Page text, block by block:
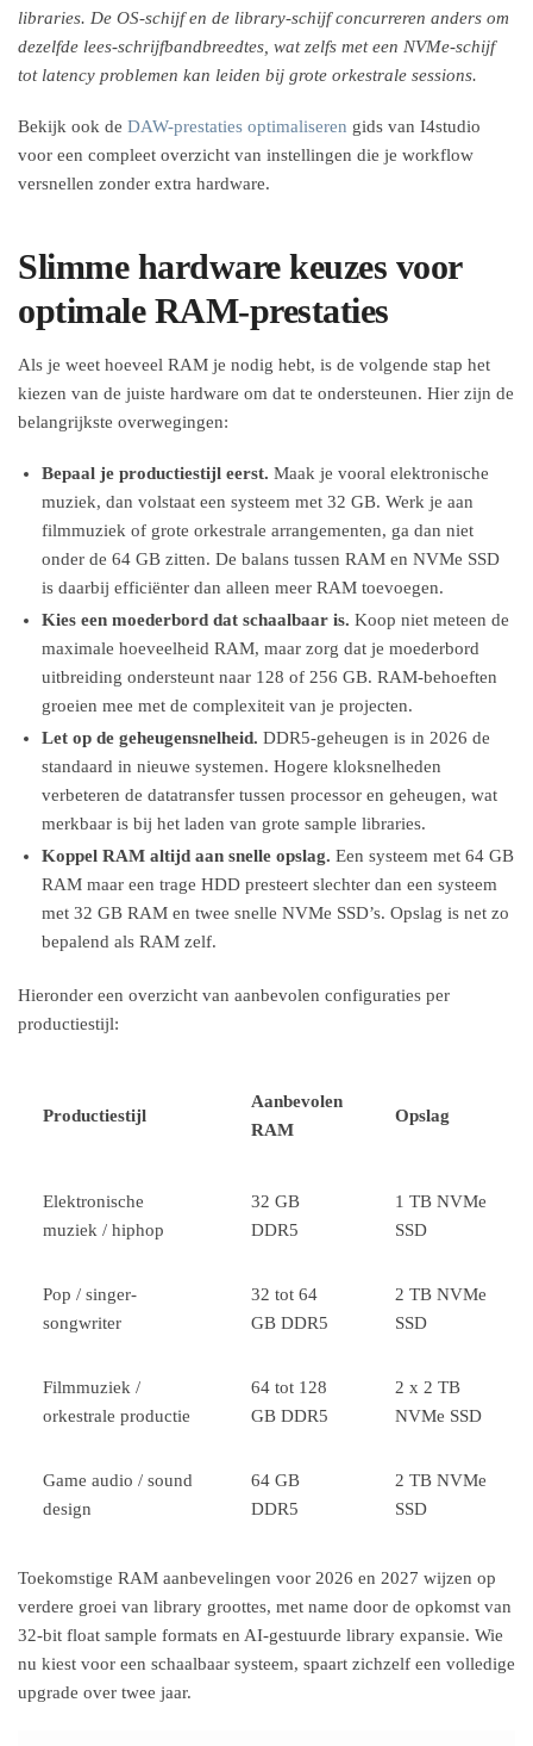
libraries. De OS-schijf en de library-schijf concurreren anders om
dezelfde lees-schrijfbandbreedtes, wat zelfs met een NVMe-schijf
tot latency problemen kan leiden bij grote orkestrale sessions.
Bekijk ook de DAW-prestaties optimaliseren gids van I4studio
voor een compleet overzicht van instellingen die je workflow
versnellen zonder extra hardware.
Slimme hardware keuzes voor
optimale RAM-prestaties
Als je weet hoeveel RAM je nodig hebt, is de volgende stap het
kiezen van de juiste hardware om dat te ondersteunen. Hier zijn de
belangrijkste overwegingen:
Bepaal je productiestijl eerst. Maak je vooral elektronische
muziek, dan volstaat een systeem met 32 GB. Werk je aan
filmmuziek of grote orkestrale arrangementen, ga dan niet
onder de 64 GB zitten. De balans tussen RAM en NVMe SSD
is daarbij efficiënter dan alleen meer RAM toevoegen.
Kies een moederbord dat schaalbaar is. Koop niet meteen de
maximale hoeveelheid RAM, maar zorg dat je moederbord
uitbreiding ondersteunt naar 128 of 256 GB. RAM-behoeften
groeien mee met de complexiteit van je projecten.
Let op de geheugensnelheid. DDR5-geheugen is in 2026 de
standaard in nieuwe systemen. Hogere kloksnelheden
verbeteren de datatransfer tussen processor en geheugen, wat
merkbaar is bij het laden van grote sample libraries.
Koppel RAM altijd aan snelle opslag. Een systeem met 64 GB
RAM maar een trage HDD presteert slechter dan een systeem
met 32 GB RAM en twee snelle NVMe SSD’s. Opslag is net zo
bepalend als RAM zelf.
Hieronder een overzicht van aanbevolen configuraties per
productiestijl:
Productiestijl
Aanbevolen
RAM
Opslag
Elektronische
muziek / hiphop
32 GB
DDR5
1 TB NVMe
SSD
Pop / singer-
songwriter
32 tot 64
GB DDR5
2 TB NVMe
SSD
Filmmuziek /
orkestrale productie
64 tot 128
GB DDR5
2 x 2 TB
NVMe SSD
Game audio / sound
design
64 GB
DDR5
2 TB NVMe
SSD
Toekomstige RAM aanbevelingen voor 2026 en 2027 wijzen op
verdere groei van library groottes, met name door de opkomst van
32-bit float sample formats en AI-gestuurde library expansie. Wie
nu kiest voor een schaalbaar systeem, spaart zichzelf een volledige
upgrade over twee jaar.